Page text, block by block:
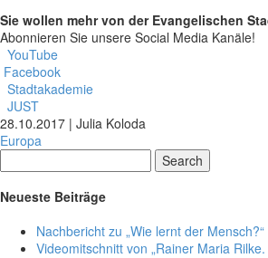
Sie wollen mehr von der Evangelischen
Abonnieren Sie unsere Social Media Kanäle!
YouTube
Facebook
Stadtakademie
JUST
28.10.2017 | Julia Koloda
Europa
Search
Neueste Beiträge
Nachbericht zu „Wie lernt der Mensch?“
Videomitschnitt von „Rainer Maria